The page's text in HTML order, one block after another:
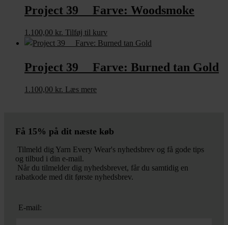
Project 39 Farve: Woodsmoke
1.100,00 kr. Tilføj til kurv
Project 39 Farve: Burned tan Gold
1.100,00 kr. Læs mere
Få 15% på dit næste køb
Tilmeld dig Yarn Every Wear's nyhedsbrev og få gode tips
og tilbud i din e-mail.
Når du tilmelder dig nyhedsbrevet, får du samtidig en
rabatkode med dit første nyhedsbrev.
E-mail: